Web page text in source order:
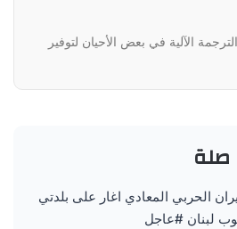
الآلية في بعض الأحيان لتوفير
صلة
الحربي المعادي اغار على بلدتي
لبنان #عاجل